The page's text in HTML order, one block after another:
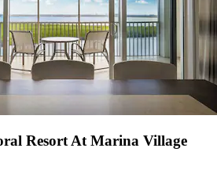
Resort At Marina Village